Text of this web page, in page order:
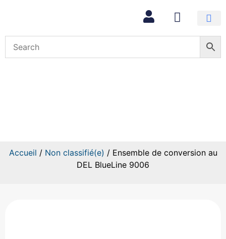
Accueil / Non classifié(e) / Ensemble de conversion au
DEL BlueLine 9006